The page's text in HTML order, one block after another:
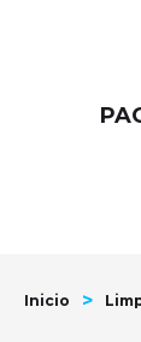
Inicio >